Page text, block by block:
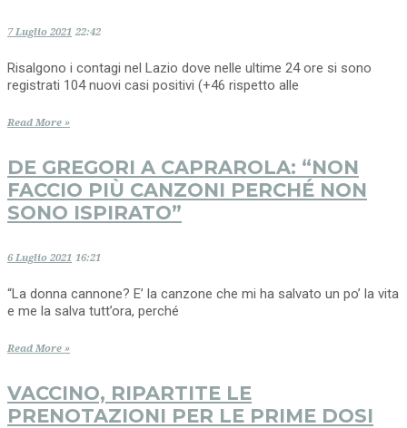
7 Luglio 2021 22:42
Risalgono i contagi nel Lazio dove nelle ultime 24 ore si sono
registrati 104 nuovi casi positivi (+46 rispetto alle
Read More »
DE GREGORI A CAPRAROLA: “NON
FACCIO PIÙ CANZONI PERCHÉ NON
SONO ISPIRATO”
6 Luglio 2021 16:21
“La donna cannone? E’ la canzone che mi ha salvato un po’ la vita
e me la salva tutt’ora, perché
Read More »
VACCINO, RIPARTITE LE
PRENOTAZIONI PER LE PRIME DOSI